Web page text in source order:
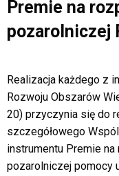
Premie na
pozarolniczej
Realizacja każdego z
Rozwoju Obszarów
20) przyczynia się do
szczegółowego
instrumentu Premie
pozarolniczej pomocy